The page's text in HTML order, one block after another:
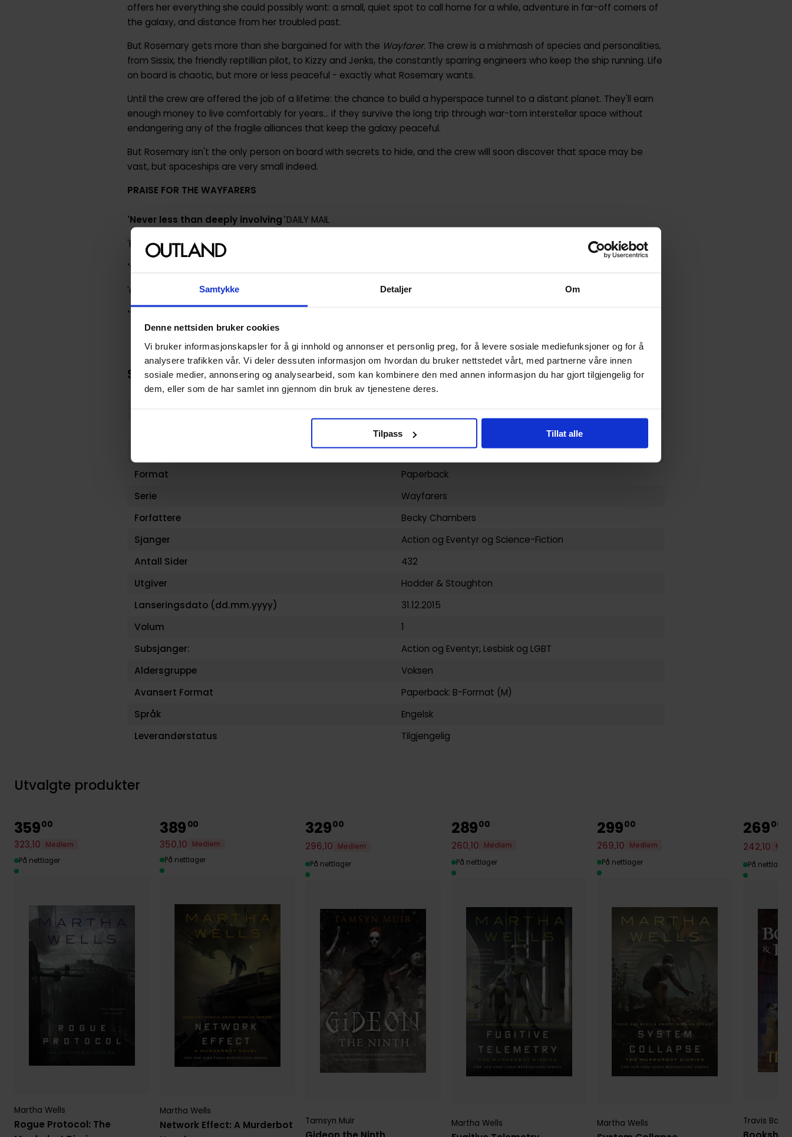
Samtykke Detaljer Om
Denne nettsiden bruker cookies
Vi bruker informasjonskapsler for å gi innhold og annonser et personlig preg, for å levere sosiale mediefunksjoner og for å
analysere trafikken vår. Vi deler dessuten informasjon om hvordan du bruker nettstedet vårt, med partnerne våre innen
sosiale medier, annonsering og analysearbeid, som kan kombinere den med annen informasjon du har gjort tilgjengelig for
dem, eller som de har samlet inn gjennom din bruk av tjenestene deres.
Tilpass Tillat alle
offers her everything she could possibly want: a small, quiet spot to call home for a while, adventure in far-off corners of
the galaxy, and distance from her troubled past.
But Rosemary gets more than she bargained for with the Wayfarer. The crew is a mishmash of species and personalities,
from Sissix, the friendly reptillian pilot, to Kizzy and Jenks, the constantly sparring engineers who keep the ship running. Life
on board is chaotic, but more or less peaceful - exactly what Rosemary wants.
Until the crew are offered the job of a lifetime: the chance to build a hyperspace tunnel to a distant planet. They'll earn
enough money to live comfortably for years... if they survive the long trip through war-torn interstellar space without
endangering any of the fragile alliances that keep the galaxy peaceful.
But Rosemary isn't the only person on board with secrets to hide, and the crew will soon discover that space may be
vast, but spaceships are very small indeed.
PRAISE FOR THE WAYFARERS
'Never less than deeply involving'DAILY MAIL
'Explores the quieter side of sci-fi while still wowing us with daring leaps of imagination' iBOOKS
'So much fun to read'
'Chambers is simply an exceptional talent, quietly and beautifully redefining the space opera' TOR.COM
'The most fun that I've had with a novel in a long, long time'
Spesifikasjoner
0.300000
Storbritannia
Format
Paperback
Serie
Wayfarers
Forfattere
Becky Chambers
Sjanger
Action og Eventyrog Science-Fiction
Antall Sider
432
Utgiver
Hodder & Stoughton
Lanseringsdato (dd.mm.yyyy)
31.12.2015
Volum
1
Subsjanger:
Action og Eventyr, Lesbiskog LGBT
Aldersgruppe
Voksen
Avansert Format
Paperback: B-Format (M)
Språk
Engelsk
Leverandørstatus
Tilgjengelig
Utvalgte produkter
Rogue Protocol: The
Martha Wells
35900
323,10
Medlem
På nettlager
Network Effect: A Murderbot
Martha Wells
389 00
350,10
Medlem
På nettlager
Tamsyn Muir
32900
296,10
Medlem
På nettlager
Martha Wells
28900
260,10
Medlem
På nettlager
Martha Wells
29900
269,10
Medlem
På nettlager
Travis
26900
242,10
På nettlager